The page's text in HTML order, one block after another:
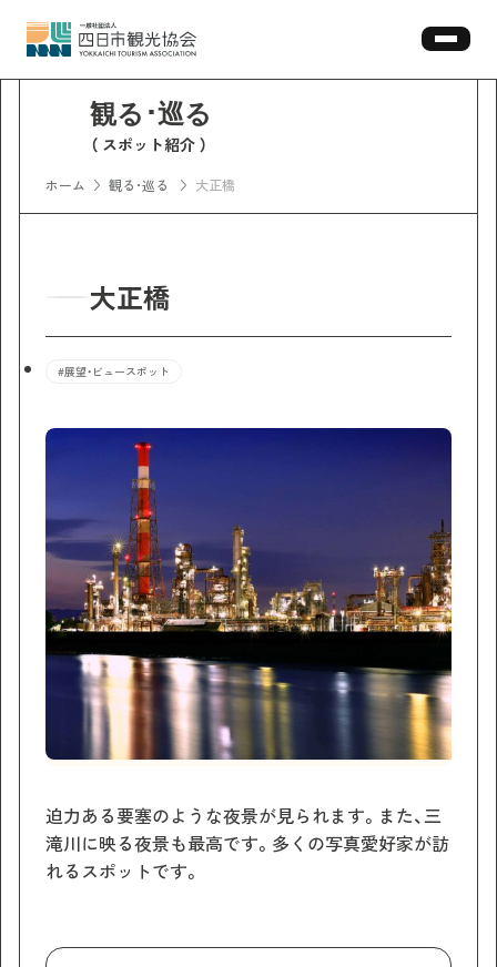
スポット紹介
ホーム 観る･巡る 大正橋
大正橋
#展望・ビュースポット
迫力ある要塞のような夜景が見られます。また、三
滝川に映る夜景も最高です。多くの写真愛好家が訪
れるスポットです。